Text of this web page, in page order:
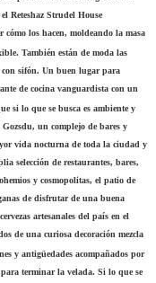
Reteshaz Strudel House
cómo los hacen, moldeando la masa
También están de moda las
con sifón. Un buen lugar para
de cocina vanguardista con un
si lo que se busca es ambiente y
un complejo de bares y
vida nocturna de toda la ciudad y
selección de restaurantes, bares,
y cosmopolitas, el patio de
de disfrutar de una buena
artesanales del país en el
de una curiosa decoración mezcla
y antigüedades acompañados por
terminar la velada. Si lo que se